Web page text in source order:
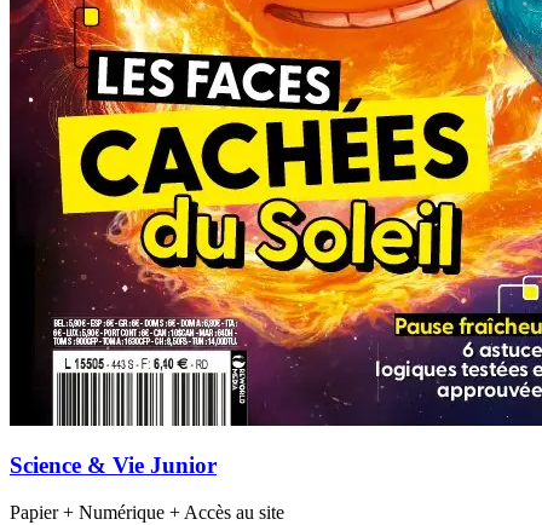
Science & Vie Junior
Papier + Numérique + Accès au site